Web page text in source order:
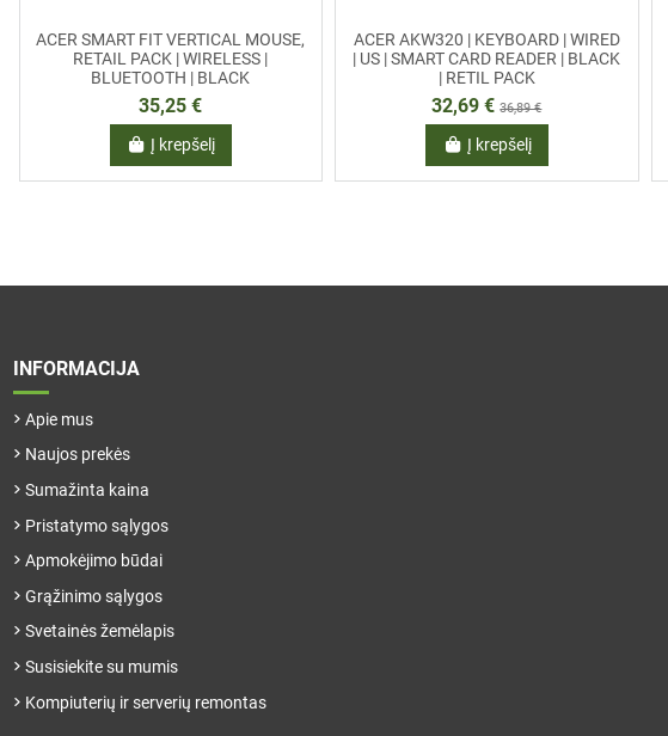
ACER SMART FIT VERTICAL MOUSE,
RETAIL PACK | WIRELESS |
BLUETOOTH | BLACK
35,25 €
Į krepšelį
ACER AKW320 | KEYBOARD | WIRED
| US | SMART CARD READER | BLACK
| RETIL PACK
32,69 €36,89 €
Į krepšelį
INFORMACIJA
Apie mus
Naujos prekės
Sumažinta kaina
Pristatymo sąlygos
Apmokėjimo būdai
Grąžinimo sąlygos
Svetainės žemėlapis
Susisiekite su mumis
Kompiuterių ir serverių remontas